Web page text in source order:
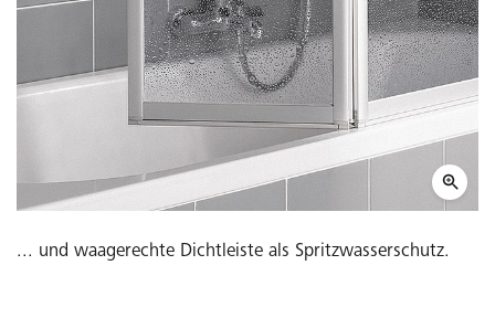
... und waagerechte Dichtleiste als Spritzwasserschutz.